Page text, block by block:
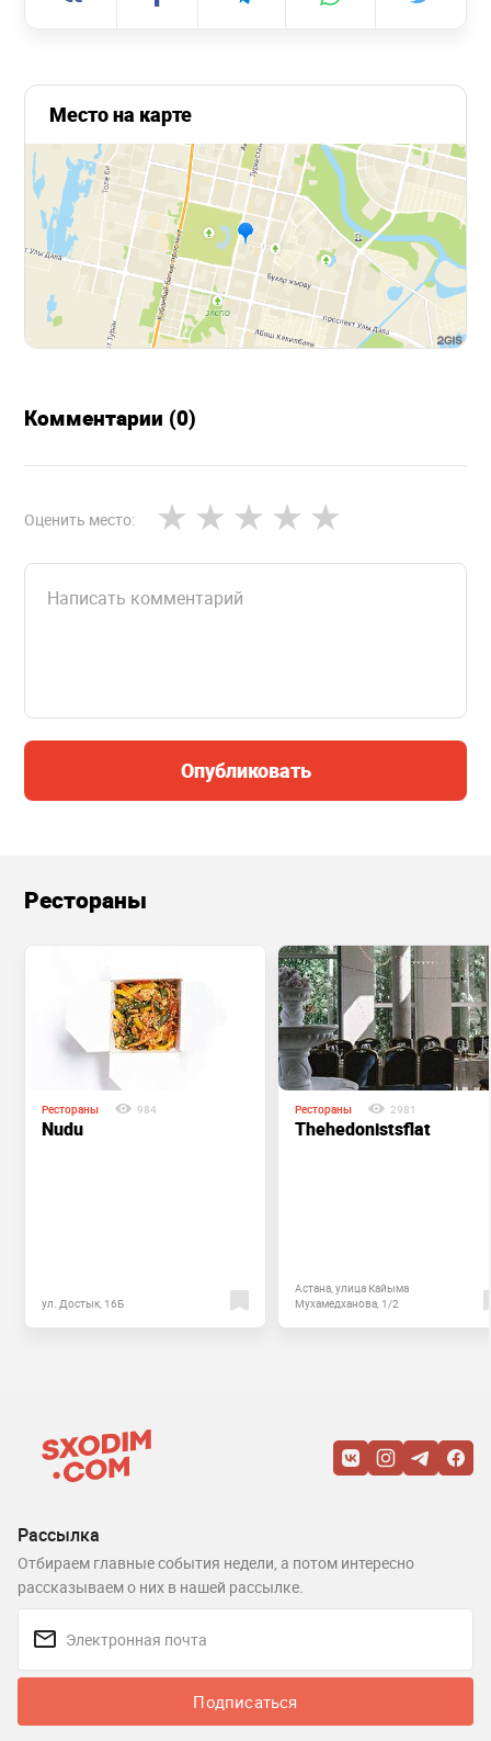
Место на карте
Комментарии (0)
Оценить место:
Опубликовать
Рестораны
Рестораны 984
Nudu
ул. Достык, 16Б
Рестораны 2981
Thehedonistsflat
Астана, улица Кайыма
Мухамедханова, 1/2
Рассылка
Отбираем главные события недели, а потом интересно
рассказываем о них в нашей рассылке.
Подписаться